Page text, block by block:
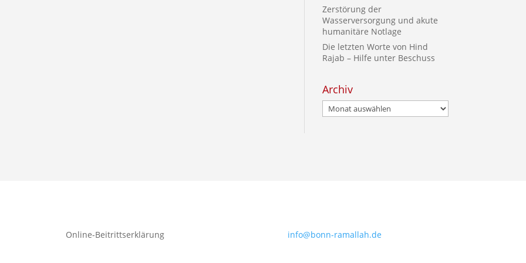
Zerstörung der
Wasserversorgung und akute
humanitäre Notlage
Die letzten Worte von Hind
Rajab – Hilfe unter Beschuss
Archiv
Archiv
Online-Beitrittserklärung info@bonn-ramallah.de